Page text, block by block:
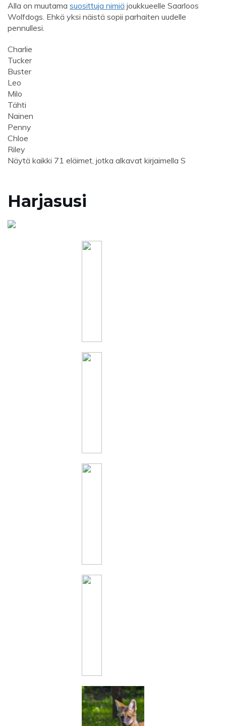
Alla on muutama suosittuja nimiä joukkueelle Saarloos
Wolfdogs. Ehkä yksi näistä sopii parhaiten uudelle
pennullesi.
Charlie
Tucker
Buster
Leo
Milo
Tähti
Nainen
Penny
Chloe
Riley
Näytä kaikki 71 eläimet, jotka alkavat kirjaimella S
Harjasusi